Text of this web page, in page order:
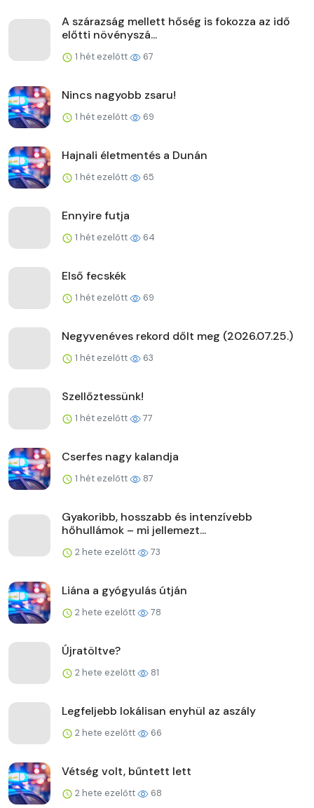
A szárazság mellett hőség is fokozza az idő
előtti növényszá...
1 hét ezelőtt 67
Nincs nagyobb zsaru!
1 hét ezelőtt 69
Hajnali életmentés a Dunán
1 hét ezelőtt 65
Ennyire futja
1 hét ezelőtt 64
Első fecskék
1 hét ezelőtt 69
Negyvenéves rekord dőlt meg (2026.07.25.)
1 hét ezelőtt 63
Szellőztessünk!
1 hét ezelőtt 77
Cserfes nagy kalandja
1 hét ezelőtt 87
Gyakoribb, hosszabb és intenzívebb
hőhullámok – mi jellemezt...
2 hete ezelőtt 73
Liána a gyógyulás útján
2 hete ezelőtt 78
Újratöltve?
2 hete ezelőtt 81
Legfeljebb lokálisan enyhül az aszály
2 hete ezelőtt 66
Vétség volt, bűntett lett
2 hete ezelőtt 68